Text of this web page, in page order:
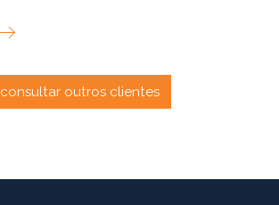
consultar outros clientes